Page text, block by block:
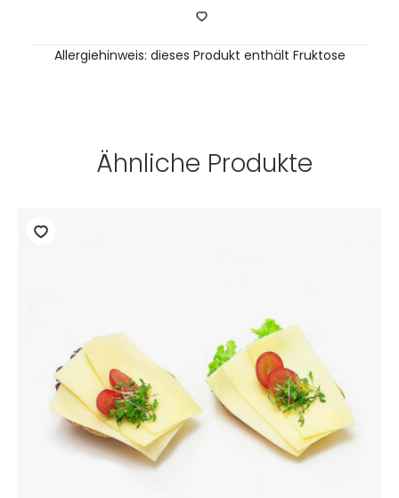
Allergiehinweis: dieses Produkt enthält Fruktose
Ähnliche Produkte